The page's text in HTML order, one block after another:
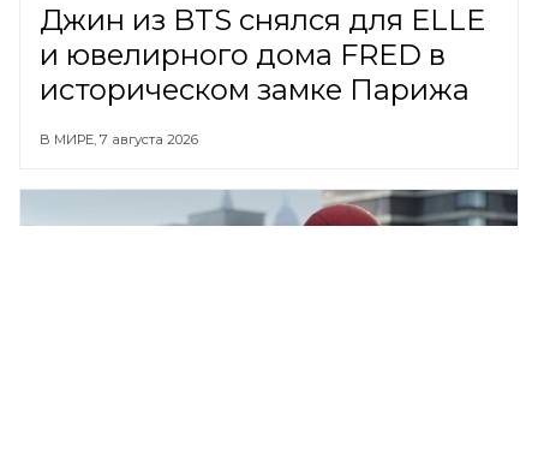
Джин из BTS снялся для ELLE
и ювелирного дома FRED в
историческом замке Парижа
В МИРЕ, 7 августа 2026